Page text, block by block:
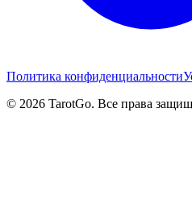
Политика конфиденциальности
© 2026 TarotGo. Все права